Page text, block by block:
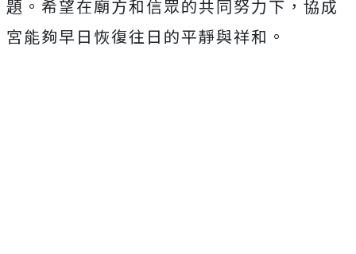
題。希望在廟方和信眾的共同努力下，協成
宮能夠早日恢復往日的平靜與祥和。